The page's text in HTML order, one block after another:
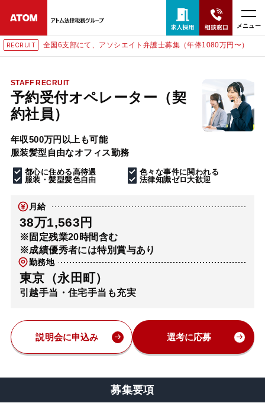
メニュー
RECRUIT 全国6支部にて、アソシエイト弁護士募集（年俸1080万円〜）
STAFF RECRUIT
予約受付オペレーター（契
約社員）
年収500万円以上も可能
服装髪型自由なオフィス勤務
都心に住める高待遇
色々な事件に関われる
服装・髪型髪色自由
法律知識ゼロ大歓迎
月給
38万1,563円
※固定残業20時間含む
※成績優秀者には特別賞与あり
勤務地
東京（永田町）
引越手当・住宅手当も充実
説明会に申込み 選考に応募
募集要項
24時間365日全国対応
無料相談窓口はこちら
電話・LINE・メールで相談予約受付中
ホーム
取扱分野
解決実績
アクセス
弁護士・税理士
費用